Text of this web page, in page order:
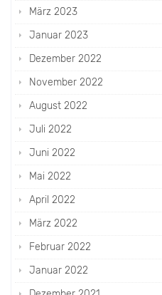
März 2023
Januar 2023
Dezember 2022
November 2022
August 2022
Juli 2022
Juni 2022
Mai 2022
April 2022
März 2022
Februar 2022
Januar 2022